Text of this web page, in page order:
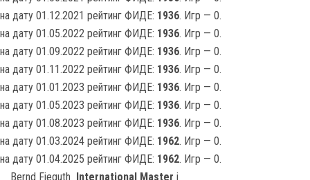
на дату 01.12.2021 рейтинг ФИДЕ: 1936. Игр — 0.
на дату 01.05.2022 рейтинг ФИДЕ: 1936. Игр — 0.
на дату 01.09.2022 рейтинг ФИДЕ: 1936. Игр — 0.
на дату 01.11.2022 рейтинг ФИДЕ: 1936. Игр — 0.
на дату 01.01.2023 рейтинг ФИДЕ: 1936. Игр — 0.
на дату 01.05.2023 рейтинг ФИДЕ: 1936. Игр — 0.
на дату 01.08.2023 рейтинг ФИДЕ: 1936. Игр — 0.
на дату 01.03.2024 рейтинг ФИДЕ: 1962. Игр — 0.
на дату 01.04.2025 рейтинг ФИДЕ: 1962. Игр — 0.
Bernd Fieguth International Master i